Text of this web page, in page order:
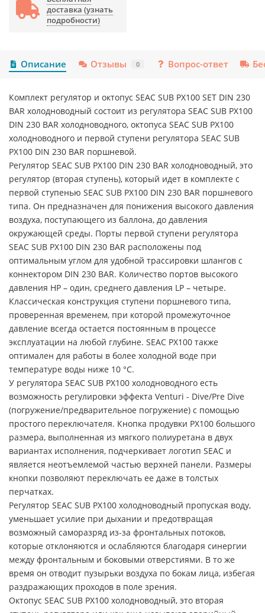
доставка (узнать
подробности)
Описание Отзывы 0 Вопрос-ответ
Комплект регулятор и октопус SEAC SUB PX100 SET DIN 230
BAR холодноводный состоит из регулятора SEAC SUB PX100
DIN 230 BAR холодноводного, октопуса SEAC SUB PX100
холодноводного и первой ступени регулятора SEAC SUB
PX100 DIN 230 BAR поршневой.
Регулятор SEAC SUB PX100 DIN 230 BAR холодноводный, это
регулятор (вторая ступень), который идет в комплекте с
первой ступенью SEAC SUB PX100 DIN 230 BAR поршневого
типа. Он предназначен для понижения высокого давления
воздуха, поступающего из баллона, до давления
окружающей среды. Порты первой ступени регулятора
SEAC SUB PX100 DIN 230 BAR расположены под
оптимальным углом для удобной трассировки шлангов с
коннектором DIN 230 BAR. Количество портов высокого
давления HP – один, среднего давления LP – четыре.
Классическая конструкция ступени поршневого типа,
проверенная временем, при которой промежуточное
давление всегда остается постоянным в процессе
эксплуатации на любой глубине. SEAC PX100 также
оптимален для работы в более холодной воде при
температуре воды ниже 10 °C.
У регулятора SEAC SUB PX100 холодноводного есть
возможность регулировки эффекта Venturi - Dive/Pre Dive
(погружение/предварительное погружение) с помощью
простого переключателя. Кнопка продувки PX100 большого
размера, выполненная из мягкого полиуретана в двух
вариантах исполнения, подчеркивает логотип SEAC и
является неотъемлемой частью верхней панели. Размеры
кнопки позволяют переключать ее даже в толстых
перчатках.
Регулятор SEAC SUB PX100 холодноводный пропуская воду,
уменьшает усилие при дыхании и предотвращая
возможный саморазряд из-за фронтальных потоков,
которые отклоняются и ослабляются благодаря синергии
между фронтальным и боковыми отверстиями. В то же
время он отводит пузырьки воздуха по бокам лица, избегая
раздражающих проходов в поле зрения.
Октопус SEAC SUB PX100 холодноводный, это вторая